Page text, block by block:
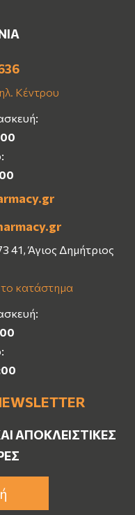
Κέντρου
41, Άγιος Δημήτριος
κατάστημα
ΑΠΟΚΛΕΙΣΤΙΚΈΣ